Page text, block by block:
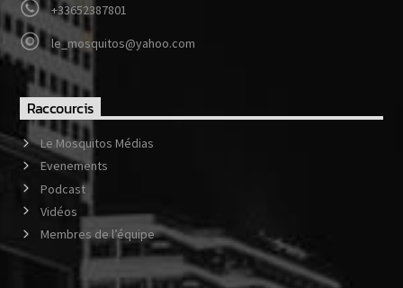
+33652387801
le_mosquitos@yahoo.com
Raccourcis
Le Mosquitos Médias
Evenements
Podcast
Vidéos
Membres de l’équipe